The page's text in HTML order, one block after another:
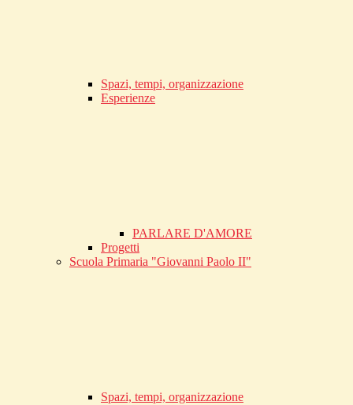
Spazi, tempi, organizzazione
Esperienze
PARLARE D'AMORE
Progetti
Scuola Primaria "Giovanni Paolo II"
Spazi, tempi, organizzazione